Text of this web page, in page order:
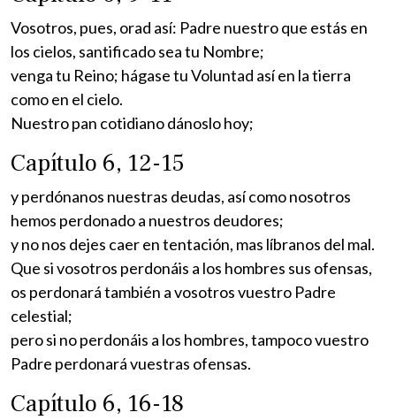
Vosotros, pues, orad así: Padre nuestro que estás en
los cielos, santificado sea tu Nombre;
venga tu Reino; hágase tu Voluntad así en la tierra
como en el cielo.
Nuestro pan cotidiano dánoslo hoy;
Capítulo 6, 12-15
y perdónanos nuestras deudas, así como nosotros
hemos perdonado a nuestros deudores;
y no nos dejes caer en tentación, mas líbranos del mal.
Que si vosotros perdonáis a los hombres sus ofensas,
os perdonará también a vosotros vuestro Padre
celestial;
pero si no perdonáis a los hombres, tampoco vuestro
Padre perdonará vuestras ofensas.
Capítulo 6, 16-18